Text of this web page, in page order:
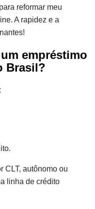
reformar meu
A rapidez e a
empréstimo
Brasil?
CLT, autônomo ou
linha de crédito